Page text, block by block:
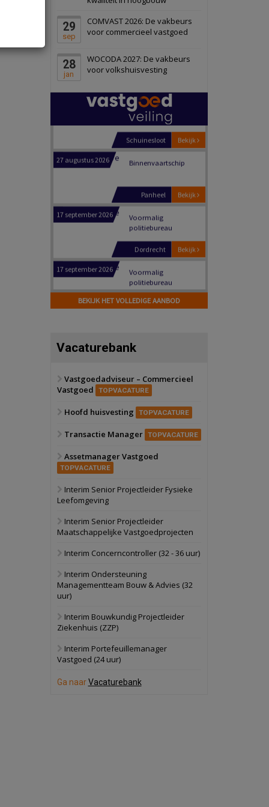
29
sep
COMVAST 2026: De vakbeurs
voor commercieel vastgoed
28
jan
WOCODA 2027: De vakbeurs
voor volkshuisvesting
Schiedam
22 september 2026 Attractiepark
Bekijk
Oranje
28 september 2026
bedrijventerrein
Schuinesloot
Binnenvaartschip
Voormalig
politiebureau
Dordrecht
Voormalig
politiebureau
Hilversum
17 september 2026
Voormalig
Zwanenburg
6 oktober 2026 Transformatieobject
22 september 2026
28 september 2026
Grootschalig
bedrijventerrein
Bekijk
Schuinesloot
27 augustus 2026 Binnenvaartschip
17 september 2026
17 september 2026
Voormalig
BEKIJK HET VOLLEDIGE AANBOD
Vacaturebank
Vastgoedadviseur – Commercieel
Vastgoed
TOPVACATURE
Hoofd huisvesting TOPVACATURE
Transactie Manager TOPVACATURE
Assetmanager Vastgoed
TOPVACATURE
Interim Senior Projectleider Fysieke
Leefomgeving
Interim Senior Projectleider
Maatschappelijke Vastgoedprojecten
Interim Concerncontroller (32 - 36 uur)
Interim Ondersteuning
Managementteam Bouw & Advies (32
uur)
Interim Bouwkundig Projectleider
Ziekenhuis (ZZP)
Interim Portefeuillemanager
Vastgoed (24 uur)
Ga naarVacaturebank